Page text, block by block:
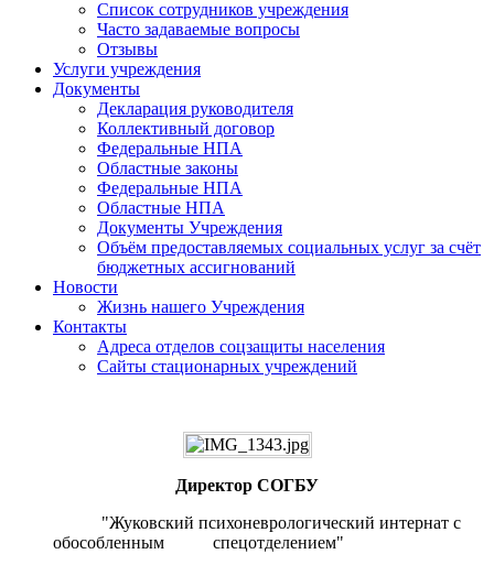
Список сотрудников учреждения
Часто задаваемые вопросы
Отзывы
Услуги учреждения
Документы
Декларация руководителя
Коллективный договор
Федеральные НПА
Областные законы
Федеральные НПА
Областные НПА
Документы Учреждения
Объём предоставляемых социальных услуг за счёт
бюджетных ассигнований
Новости
Жизнь нашего Учреждения
Контакты
Адреса отделов соцзащиты населения
Сайты стационарных учреждений
Директор СОГБУ
"Жуковский психоневрологический интернат с
обособленным спецотделением"